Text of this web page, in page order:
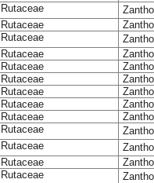
Rutaceae
Rutaceae
Rutaceae
Rutaceae
Rutaceae
Rutaceae
Rutaceae
Rutaceae
Rutaceae
Rutaceae
Rutaceae
Rutaceae
Rutaceae